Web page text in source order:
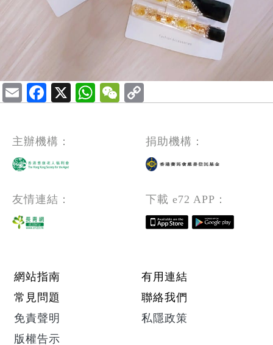
EmailFacebook
X WhatsApp
WeChat
主辦機構： 捐助機構：
友情連結： 下載 e72 APP：
Footer menu
網站指南
有用連結
常見問題
聯絡我們
免責聲明
私隱政策
版權告示